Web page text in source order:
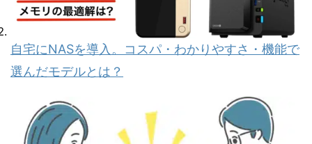
自宅にNASを導入。コスパ・わかりやすさ・機能で
選んだモデルとは？